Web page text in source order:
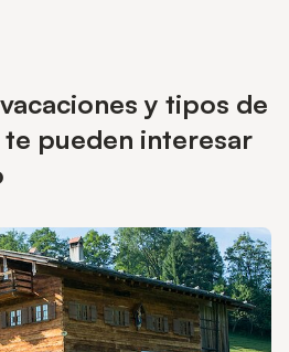
y tipos de
pueden interesar